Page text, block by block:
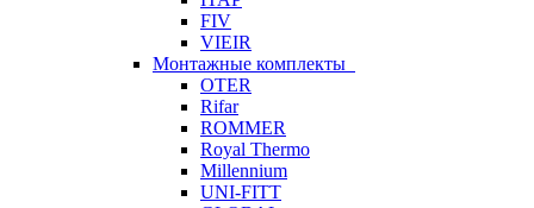
FIV
VIEIR
Монтажные комплекты
OTER
Rifar
ROMMER
Royal Thermo
Millennium
UNI-FITT